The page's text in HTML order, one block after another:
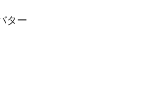
ター